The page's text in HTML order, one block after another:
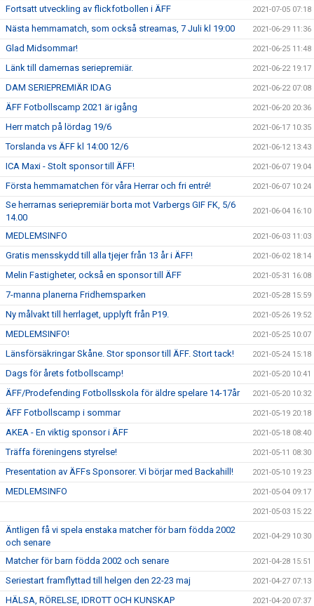
Fortsatt utveckling av flickfotbollen i ÄFF 2021-07-05 07:18
Nästa hemmamatch, som också streamas, 7 Juli kl 19:00 2021-06-29 11:36
Glad Midsommar! 2021-06-25 11:48
Länk till damernas seriepremiär. 2021-06-22 19:17
DAM SERIEPREMIÄR IDAG 2021-06-22 07:08
ÄFF Fotbollscamp 2021 är igång 2021-06-20 20:36
Herr match på lördag 19/6 2021-06-17 10:35
Torslanda vs ÄFF kl 14:00 12/6 2021-06-12 13:43
ICA Maxi - Stolt sponsor till ÄFF! 2021-06-07 19:04
Första hemmamatchen för våra Herrar och fri entré! 2021-06-07 10:24
Se herrarnas seriepremiär borta mot Varbergs GIF FK, 5/6
14.00
2021-06-04 16:10
MEDLEMSINFO 2021-06-03 11:03
Gratis mensskydd till alla tjejer från 13 år i ÄFF! 2021-06-02 18:14
Melin Fastigheter, också en sponsor till ÄFF 2021-05-31 16:08
7-manna planerna Fridhemsparken 2021-05-28 15:59
Ny målvakt till herrlaget, upplyft från P19. 2021-05-26 19:52
MEDLEMSINFO! 2021-05-25 10:07
Länsförsäkringar Skåne. Stor sponsor till ÄFF. Stort tack! 2021-05-24 15:18
Dags för årets fotbollscamp! 2021-05-20 10:41
ÄFF/Prodefending Fotbollsskola för äldre spelare 14-17år 2021-05-20 10:32
ÄFF Fotbollscamp i sommar 2021-05-19 20:18
AKEA - En viktig sponsor i ÄFF 2021-05-18 08:40
Träffa föreningens styrelse! 2021-05-11 08:30
Presentation av ÄFFs Sponsorer. Vi börjar med Backahill! 2021-05-10 19:23
MEDLEMSINFO 2021-05-04 09:17
2021-05-03 15:22
Äntligen få vi spela enstaka matcher för barn födda 2002
och senare
2021-04-29 10:30
Matcher för barn födda 2002 och senare 2021-04-28 15:51
Seriestart framflyttad till helgen den 22-23 maj 2021-04-27 07:13
HÄLSA, RÖRELSE, IDROTT OCH KUNSKAP 2021-04-20 07:37